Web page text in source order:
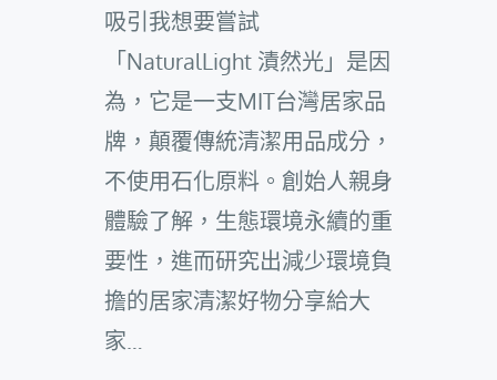
吸引我想要嘗試
「NaturalLight 漬然光」是因
為，它是一支MIT台灣居家品
牌，顛覆傳統清潔用品成分，
不使用石化原料。創始人親身
體驗了解，生態環境永續的重
要性，進而研究出減少環境負
擔的居家清潔好物分享給大
家…